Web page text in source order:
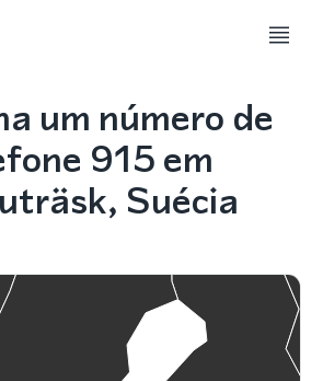
um número de
915 em
Suécia